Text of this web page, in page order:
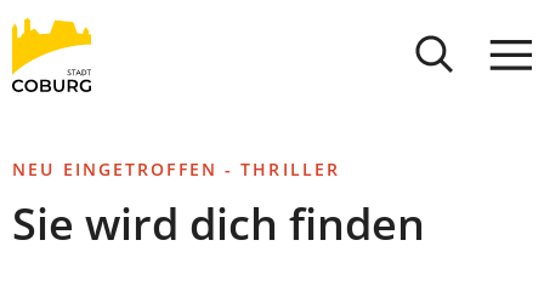
INHALT ANSPRINGEN
Stadt
Coburg
NEU EINGETROFFEN - THRILLER
Sie wird dich finden